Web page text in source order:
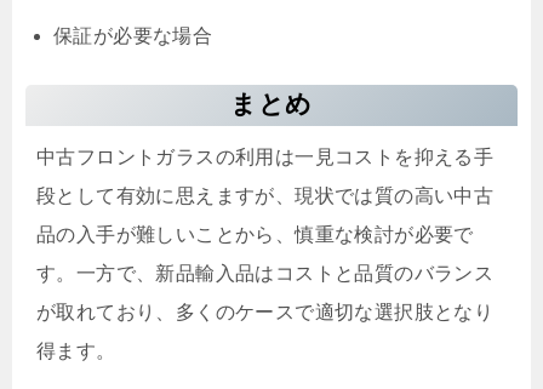
保証が必要な場合
まとめ
中古フロントガラスの利用は一見コストを抑える手
段として有効に思えますが、現状では質の高い中古
品の入手が難しいことから、慎重な検討が必要で
す。一方で、新品輸入品はコストと品質のバランス
が取れており、多くのケースで適切な選択肢となり
得ます。